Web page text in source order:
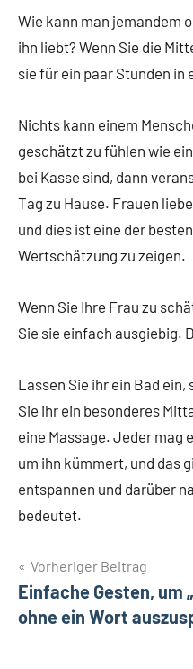
Wie kann man jemandem
ihn liebt? Wenn Sie die
sie für ein paar Stunden in
Nichts kann einem
geschätzt zu fühlen wie
bei Kasse sind, dann
Tag zu Hause. Frauen
und dies ist eine der
Wertschätzung zu zeigen.
Wenn Sie Ihre Frau zu
Sie sie einfach ausgiebig.
Lassen Sie ihr ein Bad
Sie ihr ein besonderes
eine Massage. Jeder mag
um ihn kümmert, und das
entspannen und darüber
bedeutet.
Vorheriger Beitrag
Einfache Gesten, um
ohne ein Wort